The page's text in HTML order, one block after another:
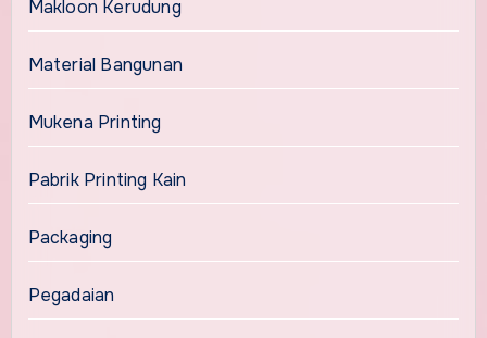
Makloon Kerudung
Material Bangunan
Mukena Printing
Pabrik Printing Kain
Packaging
Pegadaian